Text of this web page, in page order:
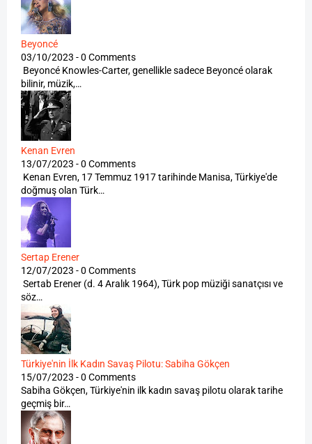
Beyoncé
03/10/2023 - 0 Comments
Beyoncé Knowles-Carter, genellikle sadece Beyoncé olarak
bilinir, müzik,…
Kenan Evren
13/07/2023 - 0 Comments
Kenan Evren, 17 Temmuz 1917 tarihinde Manisa, Türkiye'de
doğmuş olan Türk…
Sertap Erener
12/07/2023 - 0 Comments
Sertab Erener (d. 4 Aralık 1964), Türk pop müziği sanatçısı ve
söz…
Türkiye'nin İlk Kadın Savaş Pilotu: Sabiha Gökçen
15/07/2023 - 0 Comments
Sabiha Gökçen, Türkiye'nin ilk kadın savaş pilotu olarak tarihe
geçmiş bir…